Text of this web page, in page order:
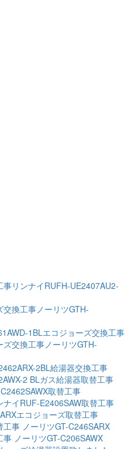
リンナイRUFH-UE2407AU2-
換工事ノーリツGTH-
1BLエコジョーズ交換工事
交換工事ノーリツGTH-
2BL給湯器交換工事
2 BLガス給湯器取替工事
取替工事
イRUF-E2406SAW取替工事
エコジョーズ取替工事
事 ノーリツGT-C246SARX
ノーリツGT-C206SAWX